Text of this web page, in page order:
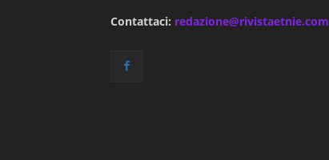
Contattaci: redazione@rivistaetnie.com